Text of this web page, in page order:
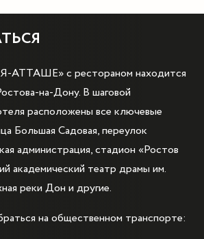
с рестораном находится
на-Дону. В шаговой
расположены все ключевые
Большая Садовая, переулок
администрация, стадион «Ростов
академический театр драмы им.
реки Дон и другие.
на общественном транспорте: